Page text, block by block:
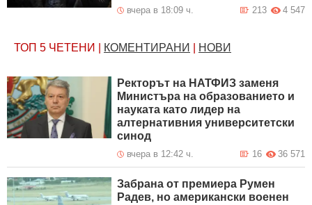
вчера в 18:09 ч. 4 547
213
ТОП 5 ЧЕТЕНИ КОМЕНТИРАНИ НОВИ
Ректорът на НАТФИЗ заменя
Министъра на образованието и
науката като лидер на
алтернативния университетски
синод
вчера в 12:42 ч. 36 571
16
Забрана от премиера Румен
Радев, но американски военен